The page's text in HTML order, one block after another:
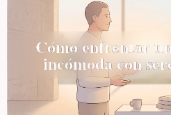
Cómo enfrentar
incómoda con